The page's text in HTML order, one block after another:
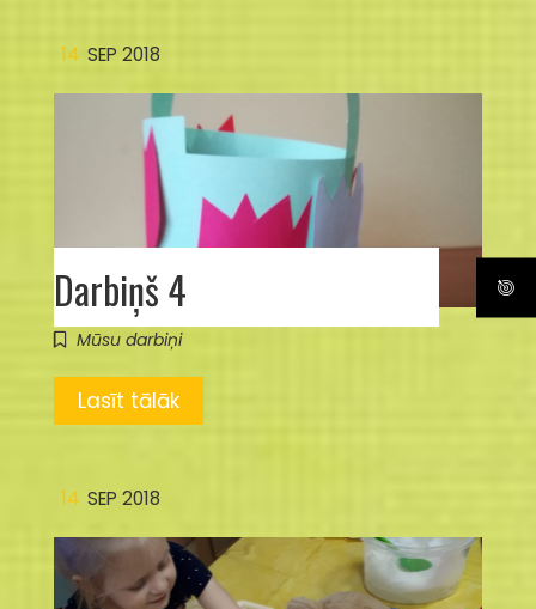
14 SEP 2018
Darbiņš 4
Mūsu darbiņi
Lasīt tālāk
14 SEP 2018